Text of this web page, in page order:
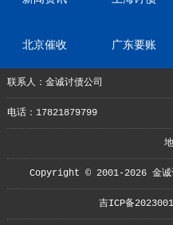
北京催收 广东要账
联系人：金诚讨债公司
电话：17821879799
Copyright © 2001-2026 金
吉ICP备